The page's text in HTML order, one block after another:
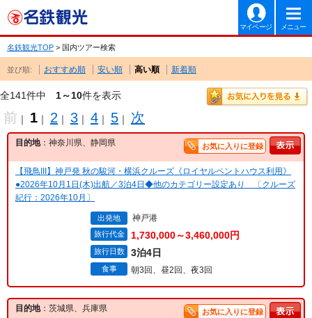
マイページ メニュー
名鉄観光TOP > 国内ツアー検索
並び順: おすすめ順 安い順 高い順 新着順
全141件中 1～10件を表示
前 ｜ 1 ｜ 2 ｜ 3 ｜ 4 ｜ 5 ｜ 次
目的地：神奈川県、静岡県 お気に入りに登録
【飛鳥III】神戸発 秋の駿河・横浜クルーズ《ロイヤルペントハウス利用》
●2026年10月1日(木)出航／3泊4日◆他のカテゴリー設定あり 〔クルーズ
紀行：2026年10月〕
出発地 神戸港
旅行代金 1,730,000～3,460,000円
旅行日数 3泊4日
食事 朝3回、昼2回、夜3回
目的地：茨城県、兵庫県 お気に入りに登録